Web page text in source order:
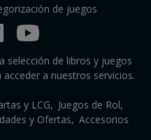
de juegos
selección de libros y juegos
a nuestros servicios.
y LCG
Juegos de Rol
y Ofertas Accesorios